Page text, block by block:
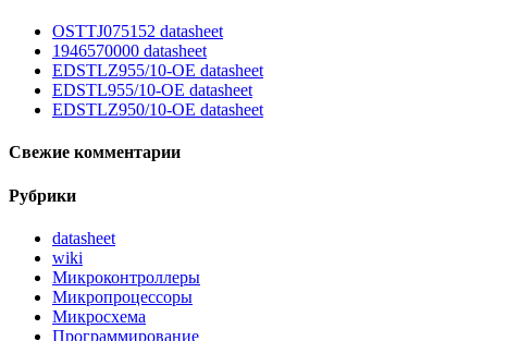
OSTTJ075152 datasheet
1946570000 datasheet
EDSTLZ955/10-OE datasheet
EDSTL955/10-OE datasheet
EDSTLZ950/10-OE datasheet
Свежие комментарии
Рубрики
datasheet
wiki
Микроконтроллеры
Микропроцессоры
Микросхема
Программирование